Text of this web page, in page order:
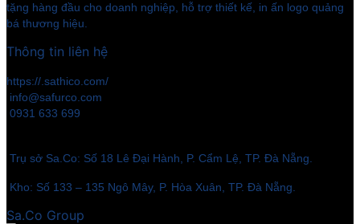
tặng hàng đầu cho doanh nghiệp, hỗ trợ thiết kế, in ấn logo quảng
bá thương hiệu.
Thông tin liên hệ
https://.sathico.com/
info@safurco.com
0931 633 699
Trụ sở Sa.Co: Số 18 Lê Đại Hành, P. Cẩm Lệ, TP. Đà Nẵng.
Kho: Số 133 – 135 Ngô Mây, P. Hòa Xuân, TP. Đà Nẵng.
Sa.Co Group